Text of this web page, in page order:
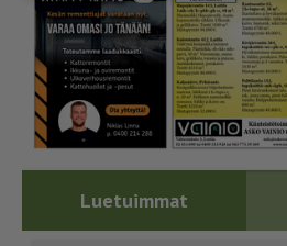
Luetuimmat